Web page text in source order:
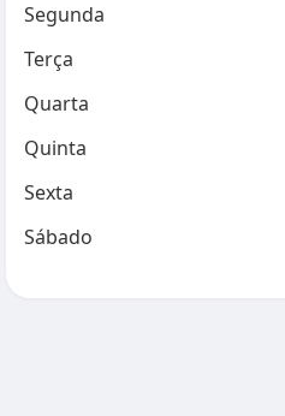
Segunda
Terça
Quarta
Quinta
Sexta
Sábado